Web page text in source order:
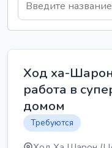
Ход ха-Шарон
работа в
домом
Требуются